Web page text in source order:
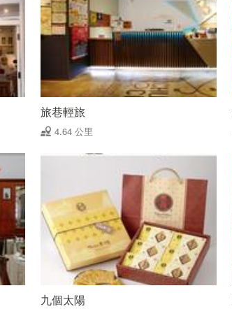
旅巷輕旅
4.64 公里
九個太陽